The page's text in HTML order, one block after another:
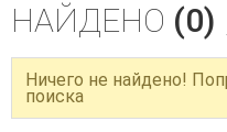
НАЙДЕНО (0)
Ничего не найдено!
поиска